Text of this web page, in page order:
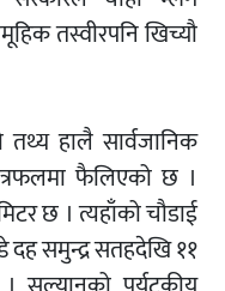
तस्वीरपनि खिच्यौ
हालै सार्वजानिक
फैलिएको छ ।
छ । त्यहाँको चौडाई
दह समुन्द्र सतहदेखि ११